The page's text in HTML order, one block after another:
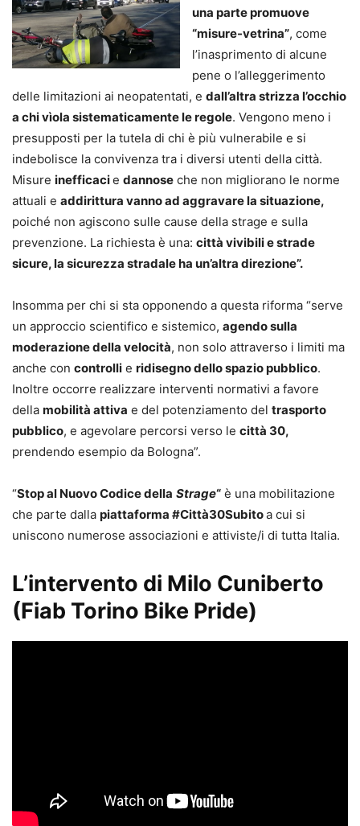
una parte promuove
“misure-vetrina”, come
l’inasprimento di alcune
pene o l’alleggerimento
delle limitazioni ai neopatentati, e dall’altra strizza l’occhio
a chi vìola sistematicamente le regole. Vengono meno i
presupposti per la tutela di chi è più vulnerabile e si
indebolisce la convivenza tra i diversi utenti della città.
Misure inefficacie dannose che non migliorano le norme
attuali e addirittura vanno ad aggravare la situazione,
poiché non agiscono sulle cause della strage e sulla
prevenzione. La richiesta è una: città vivibili e strade
sicure, la sicurezza stradale ha un’altra direzione”.
Insomma per chi si sta opponendo a questa riforma “serve
un approccio scientifico e sistemico, agendo sulla
moderazione della velocità, non solo attraverso i limiti ma
anche con controlli e ridisegno dello spazio pubblico.
Inoltre occorre realizzare interventi normativi a favore
della mobilità attiva e del potenziamento del trasporto
pubblico, e agevolare percorsi verso le città 30,
prendendo esempio da Bologna”.
“Stop al Nuovo Codice della Strage“ è una mobilitazione
che parte dalla piattaforma #Città30Subitoa cui si
uniscono numerose associazioni e attiviste/i di tutta Italia.
L’intervento di Milo Cuniberto
(Fiab Torino Bike Pride)